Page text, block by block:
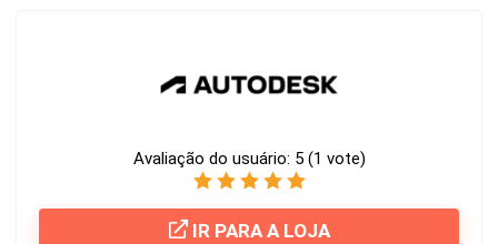
Avaliação do usuário: 5 (1 vote)
IR PARA A LOJA